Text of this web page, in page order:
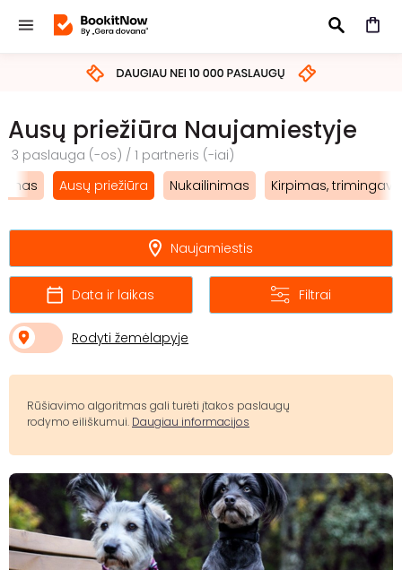
IEŠKOTI
Ausų priežiūra Naujamiestyje
3 paslauga (-os) / 1 partneris (-iai)
Ausų priežiūra Nukailinimas Kirpimas,
Naujamiestis
Data ir laikas Filtrai
Rodyti žemėlapyje
Rūšiavimo algoritmas gali turėti įtakos paslaugų
rodymo eiliškumui. Daugiau informacijos